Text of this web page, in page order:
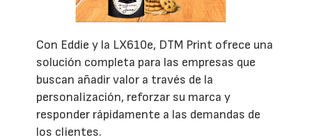
Con Eddie y la LX610e, DTM Print ofrece una
solución completa para las empresas que
buscan añadir valor a través de la
personalización, reforzar su marca y
responder rápidamente a las demandas de
los clientes.